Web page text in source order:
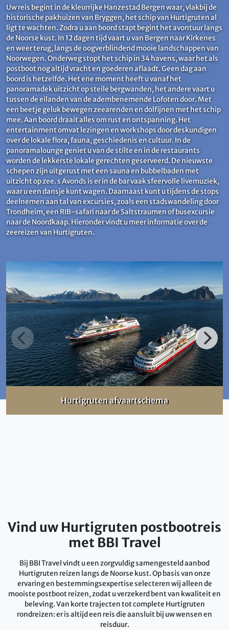
Uw reis begint in de kleurrijke Hanzestad Bergen waar, vlakbij de
historische pakhuizen van Bryggen, het schip van Hurtigruten al
ligt te wachten. Zodra u aan boord stapt begint het avontuur langs
de Noorse kust. In 12 dagen tijd vaart u van Bergen naar Kirkenes
en weer terug, langs de oogverblindend mooie landschappen van
Noorwegen. Onderweg stopt het schip in 34 havens, waar het als
postboot nog altijd vracht en goederen aflaadt. Geen dag aan
boord is hetzelfde. Het ene moment heeft u vanaf het
panoramadek uitzicht op steile bergwanden, het andere vaart u
tussen de eilanden van de adembenemende Lofoten door. Met
een beetje geluk bewegen zeearenden en dolfijnen met het schip
mee. Aan boord draait alles om rust en ontspanning. Het
entertainment omvat lezingen en workshops door deskundigen
over de lokale flora, fauna, geschiedenis en cultuur. In de
panoramalounge geniet u van de stilte en in de restaurants
worden de lekkerste lokale gerechten geserveerd. De nieuwste
schepen zijn uitgerust met een sauna en bubbelbaden met
uitzicht op zee. s Avonds is er in de bar vaak sfeervolle livemuziek,
waar u een dansje kunt wagen. Daarnaast kunt u tijdens de stops
deelnemen aan tal van excursies, zoals een stadswandeling door
Trondheim, een RIB-safari naar de Saltstraumen of busexcursie
naar de Noordkaap. Hieronder vindt u meer informatie over de
zeereizen van Hurtigruten.
Hurtigruten afvaartschema
Vind uw Hurtigruten postbootreis
met BBI Travel
Bij BBI Travel vindt u een zorgvuldig samengesteld aanbod
Hurtigruten reizen langs de Noorse kust. Op basis van onze
ervaring en bestemmingsexpertise selecteren wij alleen de
mooiste postboot reizen, zodat u verzekerd bent van kwaliteit en
beleving. Van korte trajecten tot complete Hurtigruten
rondreizen: er is altijd een reis die aansluit bij uw wensen en
reisduur.